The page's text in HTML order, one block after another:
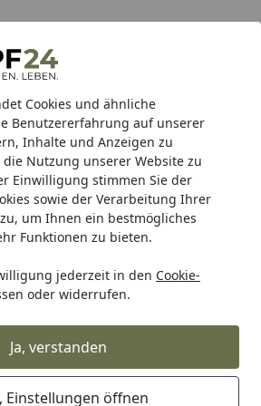
Cookies und ähnliche
Benutzererfahrung auf unserer
Inhalte und Anzeigen zu
Nutzung unserer Website zu
Einwilligung stimmen Sie der
sowie der Verarbeitung Ihrer
um Ihnen ein bestmögliches
Funktionen zu bieten.
jederzeit in den Cookie-
oder widerrufen.
Ja, verstanden
Einstellungen öffnen
Store
Hotline
gratis Sandfilteranlage & Pool-
bis 468,99€)
Motorradzubehör & Werkzeuge
Kettenrad 530